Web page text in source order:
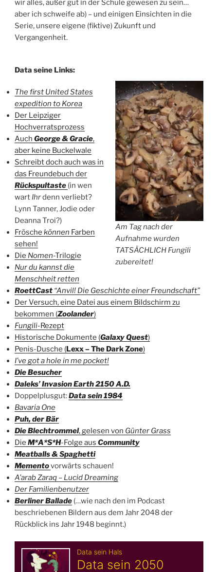
wir alles, außer gut in der Schule gewesen zu sein…
aber ich schweife ab) – und einigen Einsichten in die
Serie, unsere eigene (fiktive) Zukunft und
Vergangenheit.
Data seine Links:
Am Tag nach der
Aufnahme wurden
TATSÄCHLICH Fungili
zubereitet!
The first United States
expedition to Korea
Der Leipziger
Hochverratsprozess
Auch George & Gracie,
aber keine Buckelwale
Schreibt doch auch was in
das Freundebuch der
Rückspultaste (in wen
wart Ihrdenn verliebt?
Lynn Tanner, Jodie oder
Deanna Troi?)
Frösche können Farben
sehen!
Die Nomen-Trilogie
Nur du kannst die
Menschheit retten
RoettCast “Anvil! Die Geschichte einer Freundschaft”
Der Versuch, eine Datei aus einem Bildschirm zu
bekommen (Zoolander)
Fungili-Rezept
Historische Dokumente (Galaxy Quest)
Penis-Dusche (Lexx – The Dark Zone)
I’ve got a hole in me pocket!
Die Besucher
Daleks’ Invasion Earth 2150 A.D.
Doppelplusgut:Data sein 1984
Bavaria One
Puh, der Bär
Die Blechtrommel, gelesen von Günter Grass
Die M*A*S*H-Folge aus Community
Meatballs & Spaghetti
Mementovorwärts schauen!
A’arab Zaraq – Lucid Dreaming
Der Familienbenutzer
Berliner Ballade (…wie nach den im Podcast
beschriebenen Bildern aus dem Jahr 2048 der
Rückblick ins Jahr 1948 beginnt.)